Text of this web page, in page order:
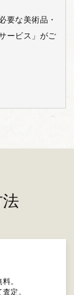
要な美術品・
ービス」がご
。
定。